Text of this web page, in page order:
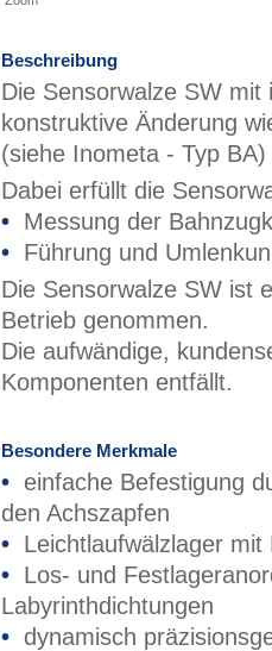
Beschreibung
Die Sensorwalze SW
konstruktive Änderung
(siehe Inometa - Typ
Dabei erfüllt die
• Messung der
• Führung und
Die Sensorwalze SW ist
Betrieb genommen.
Die aufwändige,
Komponenten entfällt.
Besondere Merkmale
• einfache Befestigung
den Achszapfen
• Leichtlaufwälzlager
• Los- und
Labyrinthdichtungen
• dynamisch